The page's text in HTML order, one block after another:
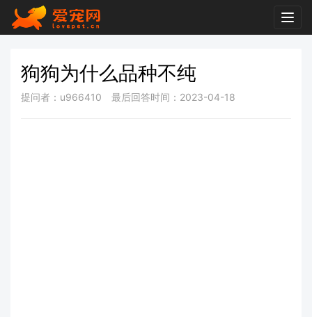
狗狗为什么品种不纯
提问者：u966410 最后回答时间：2023-04-18